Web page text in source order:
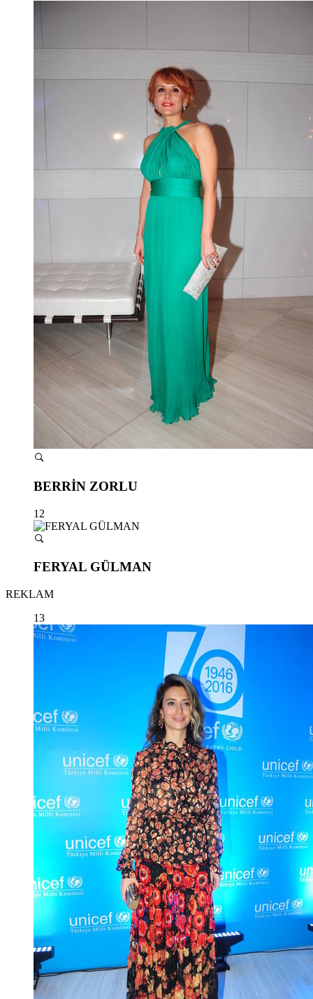
BERRİN ZORLU
12
FERYAL GÜLMAN
REKLAM
13